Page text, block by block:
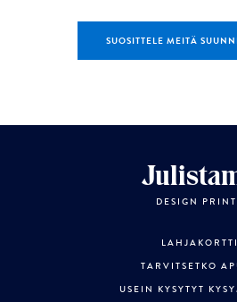
SUOSITTELE MEITÄ
DESIGN
LAHJAKORTTI
TARVITSETKO
USEIN KYSYTYT